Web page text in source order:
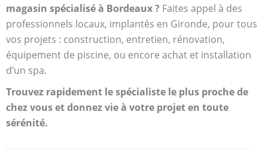
magasin spécialisé à Bordeaux ? Faites appel à des
professionnels locaux, implantés en Gironde, pour tous
vos projets : construction, entretien, rénovation,
équipement de piscine, ou encore achat et installation
d’un spa.
Trouvez rapidement le spécialiste le plus proche de
chez vous et donnez vie à votre projet en toute
sérénité.